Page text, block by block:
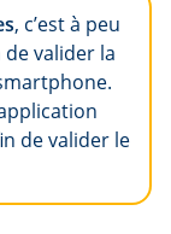
, c’est à peu
valider la
de valider le